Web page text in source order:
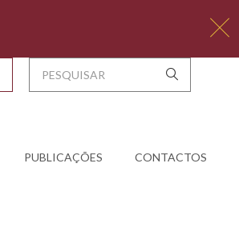
PUBLICAÇÕES CONTACTOS